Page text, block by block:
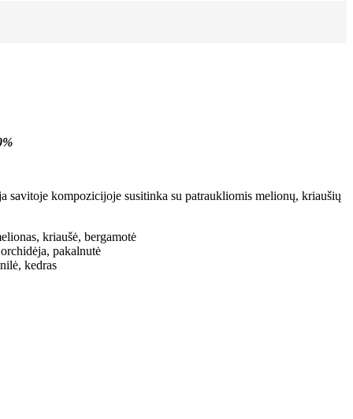
savitoje kompozicijoje susitinka su patraukliomis melionų, kriaušių
kriaušė, bergamotė
pakalnutė
kedras